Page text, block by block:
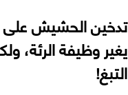
تدخين الحشيش على
يغير وظيفة الرئة،
التبغ!